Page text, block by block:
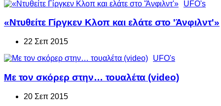
UFO's
«Ντυθείτε Γίργκεν Κλοπ και ελάτε στο 'Άνφιλντ'»
22 Σεπ 2015
UFO's
Με τον σκόρερ στην… τουαλέτα (video)
20 Σεπ 2015